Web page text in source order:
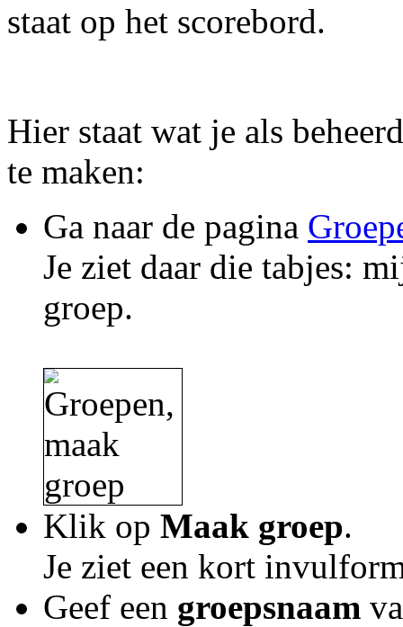
staat op het scorebord.
Hier staat wat je als
te maken:
Ga naar de pagina
Je ziet daar die tabjes:
groep.
Klik op Maak groep.
Je ziet een kort
Geef een groepsnaam